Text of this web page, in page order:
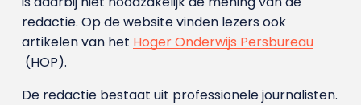
redactie. Op de website vinden lezers ook
artikelen van het Hoger Onderwijs Persbureau
(HOP).
De redactie bestaat uit professionele journalisten.